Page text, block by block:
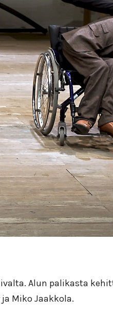
Alun palikasta
Miko Jaakkola.